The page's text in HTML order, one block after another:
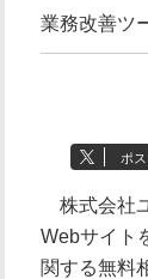
業務改善ツ
ポス
株式会社
Webサイト
関する無料